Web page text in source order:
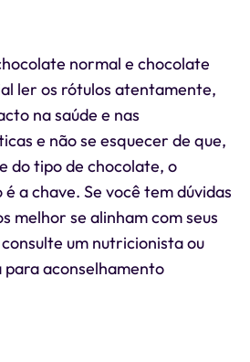
normal e chocolate
ler os rótulos atentamente,
na saúde e nas
e não se esquecer de que,
do tipo de chocolate, o
a chave. Se você tem dúvidas
melhor se alinham com seus
um nutricionista ou
para aconselhamento